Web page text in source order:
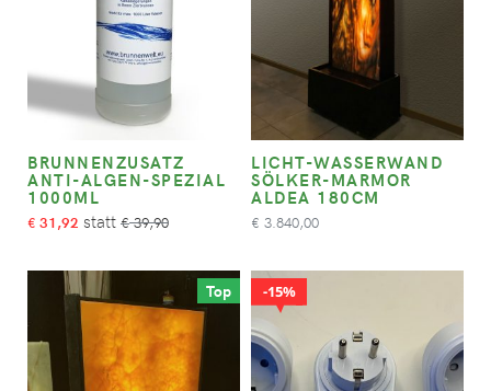
BRUNNENZUSATZ
ANTI-ALGEN-SPEZIAL
1000ML
€ 31,92 €39,90
LICHT-WASSERWAND
SÖLKER-MARMOR
ALDEA 180CM
€ 3.840,00
Top 15%